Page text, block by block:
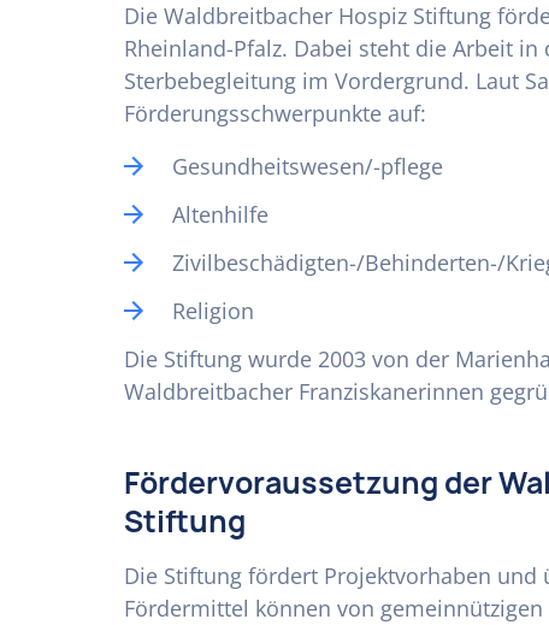
Die Waldbreitbacher Hospiz Stiftung
Rheinland-Pfalz. Dabei steht die Arbeit
Sterbebegleitung im Vordergrund. Laut
Förderungsschwerpunkte auf:
Gesundheitswesen/-pflege
Altenhilfe
Zivilbeschädigten-/Behinderten-/
Religion
Die Stiftung wurde 2003 von der
Waldbreitbacher Franziskanerinnen
Fördervoraussetzung der
Stiftung
Die Stiftung fördert Projektvorhaben
Fördermittel können von gemeinnützigen